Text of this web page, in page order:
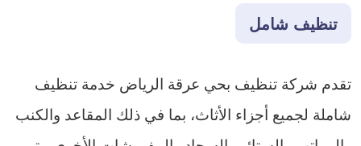
تنظيف شامل
تقدم شركة تنظيف بحي عرقة الرياض خدمة تنظيف
شاملة لجميع أجزاء الأثاث، بما في ذلك المقاعد والكنب